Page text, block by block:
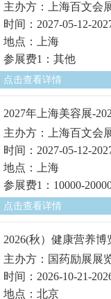
主办方：上海百文会
时间：2027-05-12-
地点：上海
参展费1：其他
点击查看详情
2027年上海美容展-
主办方：上海百文会
时间：2027-05-12-
地点：上海
参展费1：10000-
点击查看详情
2026(秋）健康营养
主办方：国药励展展
时间：2026-10-21-
地点：北京